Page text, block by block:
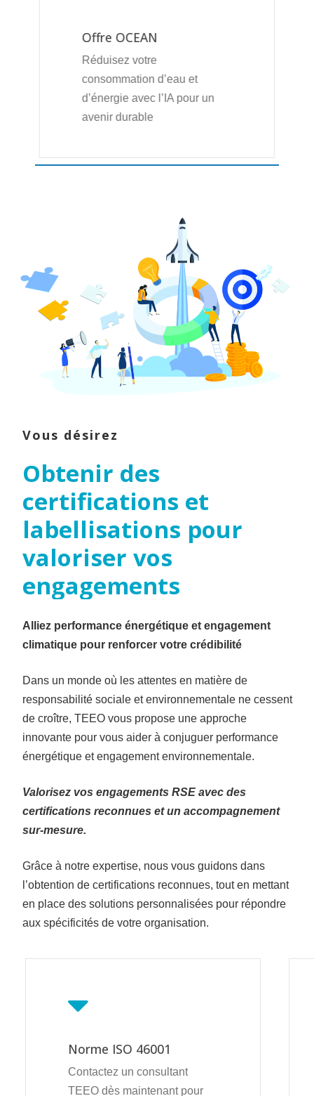
Offre OCEAN
Réduisez votre
consommation d’eau et
d’énergie avec l’IA pour un
avenir durable
Vous désirez
Obtenir des
certifications et
labellisations pour
valoriser vos
engagements
Alliez performance énergétique et engagement
climatique pour renforcer votre crédibilité
Dans un monde où les attentes en matière de
responsabilité sociale et environnementale ne cessent
de croître, TEEO vous propose une approche
innovante pour vous aider à conjuguer performance
énergétique et engagement environnementale.
Valorisez vos engagements RSE avec des
certifications reconnues et un accompagnement
sur-mesure.
Grâce à notre expertise, nous vous guidons dans
l’obtention de certifications reconnues, tout en mettant
en place des solutions personnalisées pour répondre
aux spécificités de votre organisation.
Norme ISO 46001
Contactez un consultant
TEEO dès maintenant pour